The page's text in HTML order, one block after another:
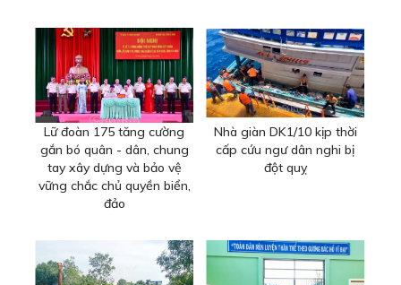
Lữ đoàn 175 tăng cường
gắn bó quân - dân, chung
tay xây dựng và bảo vệ
vững chắc chủ quyền biển,
đảo
Nhà giàn DK1/10 kịp thời
cấp cứu ngư dân nghi bị
đột quỵ